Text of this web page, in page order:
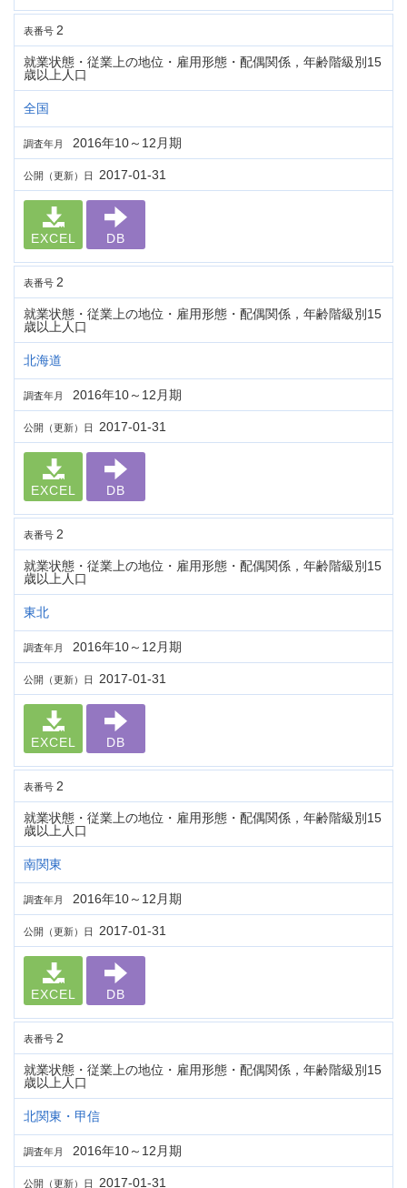
表番号 2
就業状態・従業上の地位・雇用形態・配偶関係，年齢階級別15
歳以上人口
全国
調査年月 2016年10～12月期
公開（更新）日 2017-01-31
EXCEL DB
表番号 2
就業状態・従業上の地位・雇用形態・配偶関係，年齢階級別15
歳以上人口
北海道
調査年月 2016年10～12月期
公開（更新）日 2017-01-31
EXCEL DB
表番号 2
就業状態・従業上の地位・雇用形態・配偶関係，年齢階級別15
歳以上人口
東北
調査年月 2016年10～12月期
公開（更新）日 2017-01-31
EXCEL DB
表番号 2
就業状態・従業上の地位・雇用形態・配偶関係，年齢階級別15
歳以上人口
南関東
調査年月 2016年10～12月期
公開（更新）日 2017-01-31
EXCEL DB
表番号 2
就業状態・従業上の地位・雇用形態・配偶関係，年齢階級別15
歳以上人口
北関東・甲信
調査年月 2016年10～12月期
公開（更新）日 2017-01-31